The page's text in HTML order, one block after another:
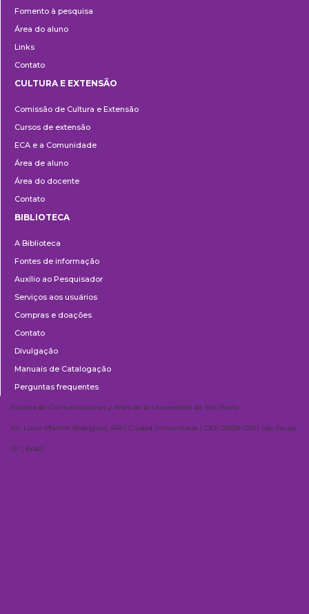
Fomento à pesquisa
Área do aluno
Links
Contato
e
Extensão
CULTURA E EXTENSÃO
Comissão de Cultura e Extensão
Cursos de extensão
ECA e a Comunidade
Área de aluno
Área do docente
Contato
BIBLIOTECA
A Biblioteca
Fontes de informação
Auxílio ao Pesquisador
Serviços aos usuários
Compras e doações
Contato
Divulgação
Manuais de Catalogação
Perguntas frequentes
Escuela de Comunicaciones y Artes de la Universidad de São Paulo
AV. Lúcio Martins Rodrigues, 443 | Ciudad Universitaria | CEP 05508-020 | São Paulo,
SP | Brasil